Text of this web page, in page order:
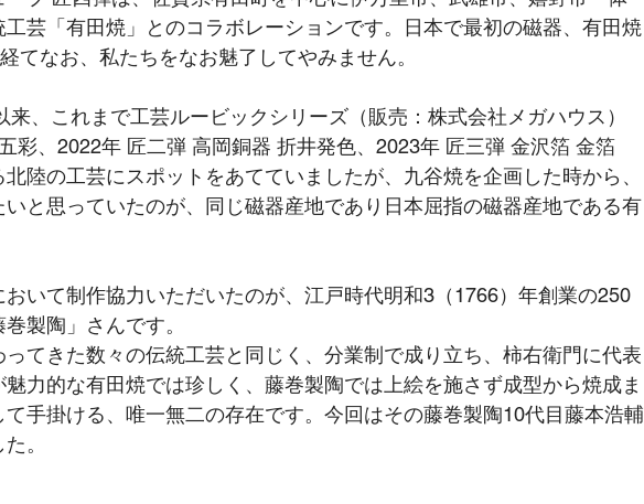
芸「有田焼」とのコラボレーションです。日本で最初の磁器、有田焼
てなお、私たちをなお魅了してやみません。
来、これまで工芸ルービックシリーズ（販売：株式会社メガハウス）
彩、2022年 匠二弾 高岡銅器 折井発色、2023年 匠三弾 金沢箔 金箔
陸の工芸にスポットをあてていましたが、九谷焼を企画した時から、
と思っていたのが、同じ磁器産地であり日本屈指の磁器産地である有
いて制作協力いただいたのが、江戸時代明和3（1766）年創業の250
製陶」さんです。
ってきた数々の伝統工芸と同じく、分業制で成り立ち、柿右衛門に代表
力的な有田焼では珍しく、藤巻製陶では上絵を施さず成型から焼成ま
手掛ける、唯一無二の存在です。今回はその藤巻製陶10代目藤本浩輔
。